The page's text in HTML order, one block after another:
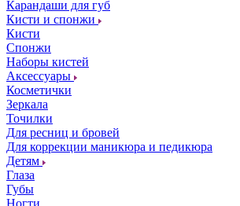
Карандаши для губ
Кисти и спонжи
Кисти
Спонжи
Наборы кистей
Аксессуары
Косметички
Зеркала
Точилки
Для ресниц и бровей
Для коррекции маникюра и педикюра
Детям
Глаза
Губы